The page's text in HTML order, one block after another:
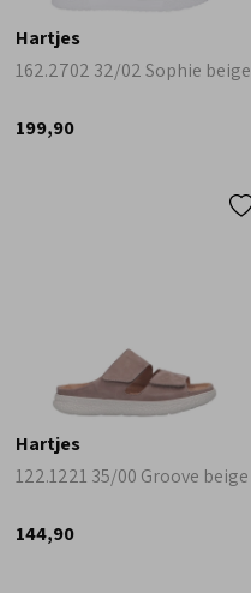
Hartjes
162.2702 32/02 Sophie beige
199,90
Hartjes
122.1221 35/00 Groove beige
144,90